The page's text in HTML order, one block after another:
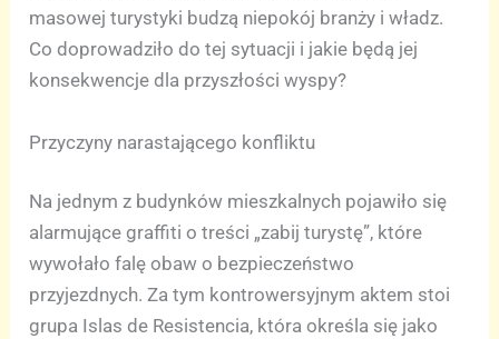
masowej turystyki budzą niepokój branży i władz.
Co doprowadziło do tej sytuacji i jakie będą jej
konsekwencje dla przyszłości wyspy?
Przyczyny narastającego konfliktu
Na jednym z budynków mieszkalnych pojawiło się
alarmujące graffiti o treści „zabij turystę”, które
wywołało falę obaw o bezpieczeństwo
przyjezdnych. Za tym kontrowersyjnym aktem stoi
grupa Islas de Resistencia, która określa się jako